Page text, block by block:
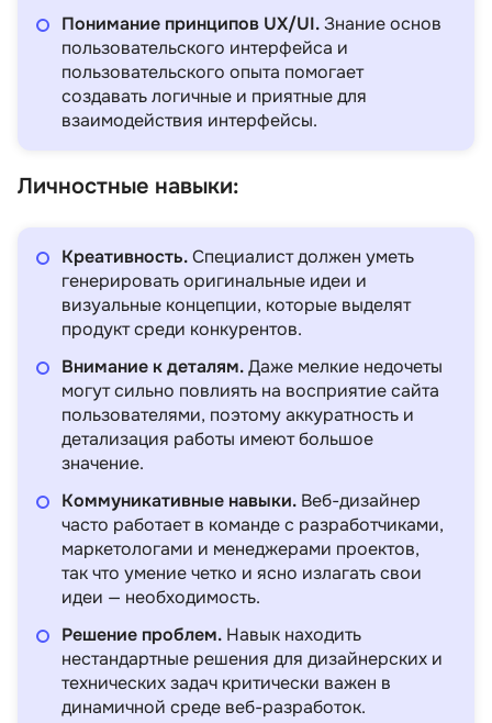
Понимание принципов UX/UI.Знание основ
пользовательского интерфейса и
пользовательского опыта помогает
создавать логичные и приятные для
взаимодействия интерфейсы.
Личностные навыки:
Креативность.Специалист должен уметь
генерировать оригинальные идеи и
визуальные концепции, которые выделят
продукт среди конкурентов.
Внимание к деталям.Даже мелкие недочеты
могут сильно повлиять на восприятие сайта
пользователями, поэтому аккуратность и
детализация работы имеют большое
значение.
Коммуникативные навыки. Веб-дизайнер
часто работает в команде с разработчиками,
маркетологами и менеджерами проектов,
так что умение четко и ясно излагать свои
идеи — необходимость.
Решение проблем. Навык находить
нестандартные решения для дизайнерских и
технических задач критически важен в
динамичной среде веб-разработок.